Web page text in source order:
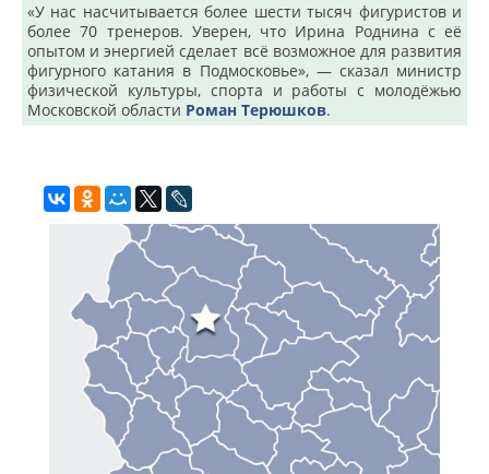
«У нас насчитывается более шести тысяч фигуристов и
более 70 тренеров. Уверен, что Ирина Роднина с её
опытом и энергией сделает всё возможное для развития
фигурного катания в Подмосковье», — сказал министр
физической культуры, спорта и работы с молодёжью
Московской области Роман Терюшков.